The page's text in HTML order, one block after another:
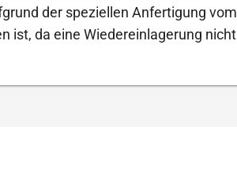
der speziellen Anfertigung vom
ist, da eine Wiedereinlagerung nicht